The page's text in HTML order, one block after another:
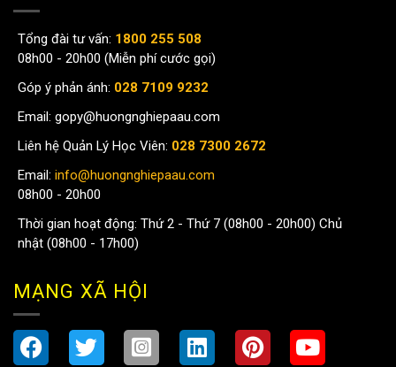
Tổng đài tư vấn: 1800 255 508
08h00 - 20h00 (Miễn phí cước gọi)
Góp ý phản ánh: 028 7109 9232
Email: gopy@huongnghiepaau.com
Liên hệ Quản Lý Học Viên: 028 7300 2672
Email: info@huongnghiepaau.com
08h00 - 20h00
Thời gian hoạt động: Thứ 2 - Thứ 7 (08h00 - 20h00) Chủ
nhật (08h00 - 17h00)
MẠNG XÃ HỘI